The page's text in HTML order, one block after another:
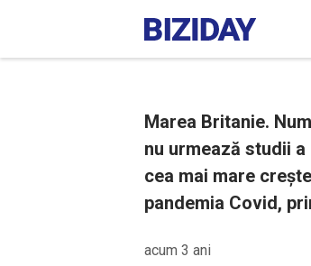
Marea Britanie.
nu urmează studii
cea mai mare
pandemia Covid,
acum 3 ani